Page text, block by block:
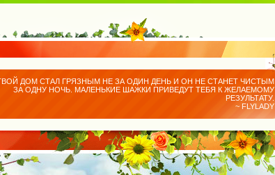
ДОМ СТАЛ ГРЯЗНЫМ НЕ ЗА ОДИН ДЕНЬ И ОН НЕ СТАНЕТ ЧИСТЫМ
ЗА ОДНУ НОЧЬ. МАЛЕНЬКИЕ ШАЖКИ ПРИВЕДУТ ТЕБЯ К ЖЕЛАЕМОМУ
РЕЗУЛЬТАТУ.
~ FLYLADY